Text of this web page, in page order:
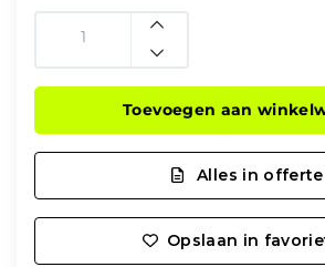
Toevoegen aan
Alles in offerte
Opslaan in